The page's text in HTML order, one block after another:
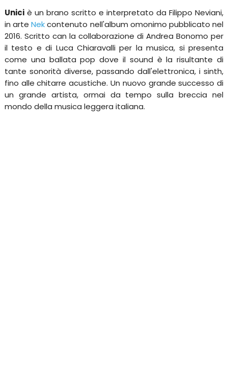
Uniciè un brano scritto e interpretato da Filippo Neviani,
in arteNekcontenuto nell'album omonimo pubblicato nel
2016. Scritto can la collaborazione di Andrea Bonomo per
il testo e di Luca Chiaravalli per la musica, si presenta
come una ballata pop dove il sound è la risultante di
tante sonorità diverse, passando dall'elettronica, i sinth,
fino alle chitarre acustiche. Un nuovo grande successo di
un grande artista, ormai da tempo sulla breccia nel
mondo della musica leggera italiana.